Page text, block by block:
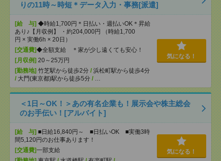
りの11時～時短＊データ入力・事務[派遣]
[給 与] ◆時給1,700円＊日払い・週払いOK＊昇給
あり♪【月収例】 ・約204,000円 （時給1,700
円 × 実働6h × 20日）
[交通費]◆全額支給 ＊家が少し遠くても安心！
[月収例] 20～25万円
[勤務地] 竹芝駅から徒歩2分 / 浜松町駅から徒歩4分
/ 大門(東京都)駅から徒歩5分 / …
気になる！
＜1日～OK！＞あの有名企業も！展示会や株主総会
のお手伝い！[アルバイト]
[給 与] ■日給16,840円～ ■日払いOK ■実働3時
間5,120円のお仕事あります！
[交通費]一部支給
気になる！